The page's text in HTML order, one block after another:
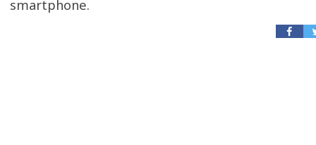
smartphone.